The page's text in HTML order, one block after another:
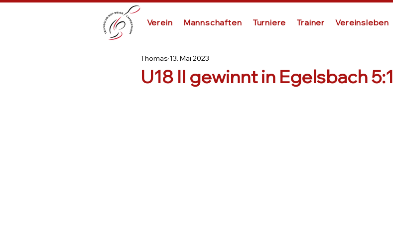
Verein Mannschaften Turniere Trainer Vereinsleben
U18 II gewinnt in Egelsbach 5:1
Thomas 13. Mai 2023